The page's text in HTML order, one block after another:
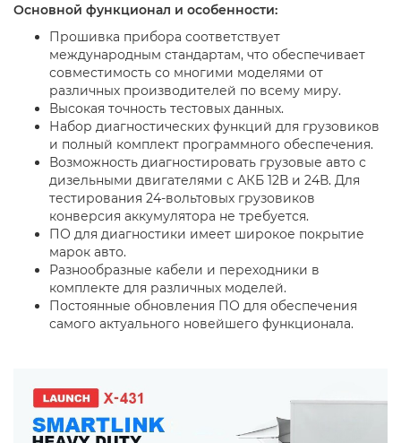
Основной функционал и особенности:
Прошивка прибора соответствует
международным стандартам, что обеспечивает
совместимость со многими моделями от
различных производителей по всему миру.
Высокая точность тестовых данных.
Набор диагностических функций для грузовиков
и полный комплект программного обеспечения.
Возможность диагностировать грузовые авто с
дизельными двигателями с АКБ 12В и 24В. Для
тестирования 24-вольтовых грузовиков
конверсия аккумулятора не требуется.
ПО для диагностики имеет широкое покрытие
марок авто.
Разнообразные кабели и переходники в
комплекте для различных моделей.
Постоянные обновления ПО для обеспечения
самого актуального новейшего функционала.